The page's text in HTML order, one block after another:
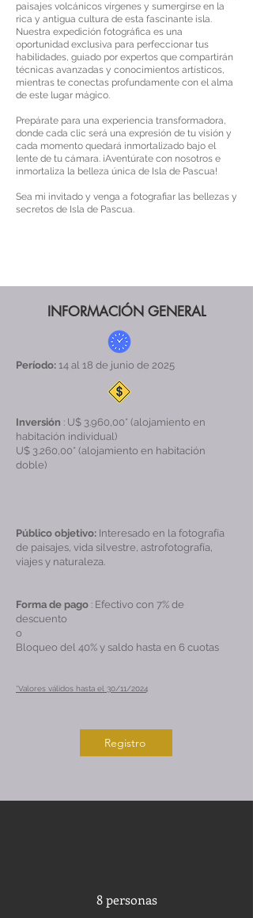
paisajes volcánicos vírgenes y sumergirse en la
rica y antigua cultura de esta fascinante isla.
Nuestra expedición fotográfica es una
oportunidad exclusiva para perfeccionar tus
habilidades, guiado por expertos que compartirán
técnicas avanzadas y conocimientos artísticos,
mientras te conectas profundamente con el alma
de este lugar mágico.
Prepárate para una experiencia transformadora,
donde cada clic será una expresión de tu visión y
cada momento quedará inmortalizado bajo el
lente de tu cámara. ¡Aventúrate con nosotros e
inmortaliza la belleza única de Isla de Pascua!
Sea mi invitado y venga a fotografiar las bellezas y
secretos de Isla de Pascua.
INFORMACIÓN GENERAL
Período: 14 al 18 de junio de 2025
Inversión : U$ 3.960,00* (alojamiento en
habitación individual)
U$ 3.260,00* (alojamiento en habitación
doble)
Público objetivo: Interesado en la fotografía
de paisajes, vida silvestre, astrofotografía,
viajes y naturaleza.
Forma de pago : Efectivo con 7% de
descuento
o
Bloqueo del 40% y saldo hasta en 6 cuotas
*Valores válidos hasta el 30/11/2024
Registro
8 personas